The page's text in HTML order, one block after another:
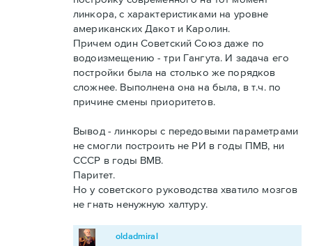
линкора, с характеристиками на уровне
американских Дакот и Каролин.
Причем один Советский Союз даже по
водоизмещению - три Гангута. И задача его
постройки была на столько же порядков
сложнее. Выполнена она на была, в т.ч. по
причине смены приоритетов.
Вывод - линкоры с передовыми параметрами
не смогли построить не РИ в годы ПМВ, ни
СССР в годы ВМВ.
Паритет.
Но у советского руководства хватило мозгов
не гнать ненужную халтуру.
oldadmiral